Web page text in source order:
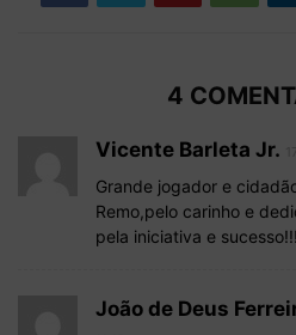
4
Vicente Barleta Jr.
Grande jogador e
Remo,pelo carinho e
pela iniciativa e sucesso!!!
João de Deus